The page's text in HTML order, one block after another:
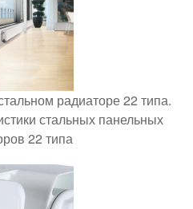
радиаторе 22 типа.
стальных панельных
22 типа